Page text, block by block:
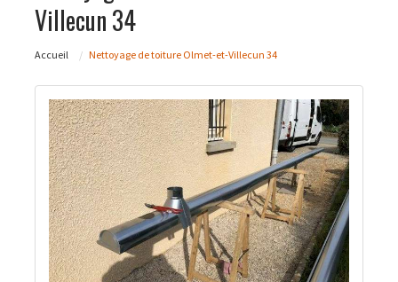
Villecun 34
Accueil Nettoyage de toiture Olmet-et-Villecun 34